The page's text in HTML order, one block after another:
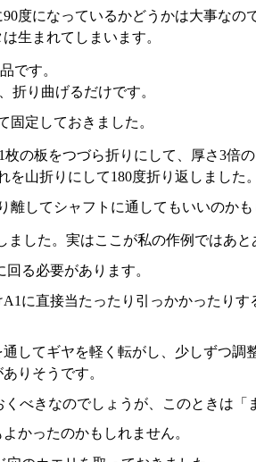
度になっているかどうかは大事なの
生まれてしまいます。
です。
折り曲げるだけです。
定しておきました。
の板をつづら折りにして、厚さ3倍の
山折りにして180度折り返しました。
してシャフトに通してもいいのかも
した。実はここが私の作例ではあと
る必要があります。
に直接当たったり引っかかったり
してギヤを軽く転がし、少しずつ調
りそうです。
べきなのでしょうが、このときは
かったのかもしれません。